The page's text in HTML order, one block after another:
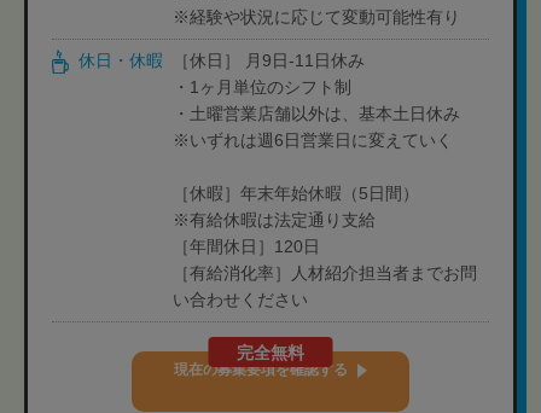
※経験や状況に応じて変動可能性有り
休日・休暇
［休日］ 月9日-11日休み
・1ヶ月単位のシフト制
・土曜営業店舗以外は、基本土日休み
※いずれは週6日営業日に変えていく
［休暇］年末年始休暇（5日間）
※有給休暇は法定通り支給
［年間休日］120日
［有給消化率］人材紹介担当者までお問
い合わせください
完全無料
現在の募集要項を確認する